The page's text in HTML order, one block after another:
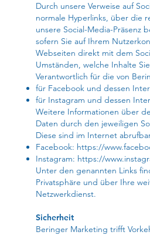
Durch unsere Verweise auf
normale Hyperlinks, über die
unsere Social-Media-
sofern Sie auf Ihrem
Webseiten direkt mit dem
Umständen, welche Inhalte
Verantwortlich für die von
für Facebook und dessen
für Instagram und dessen
Weitere Informationen über
Daten durch den jeweiligen
Diese sind im Internet
Facebook: https://
Instagram: https://
Unter den genannten Links
Privatsphäre und über Ihre
Netzwerkdienst.
Sicherheit
Beringer Marketing trifft